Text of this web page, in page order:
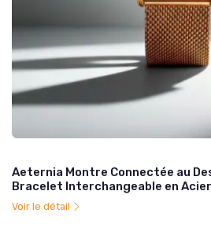
Aeternia Montre Connectée au
Bracelet Interchangeable en
Voir le détail